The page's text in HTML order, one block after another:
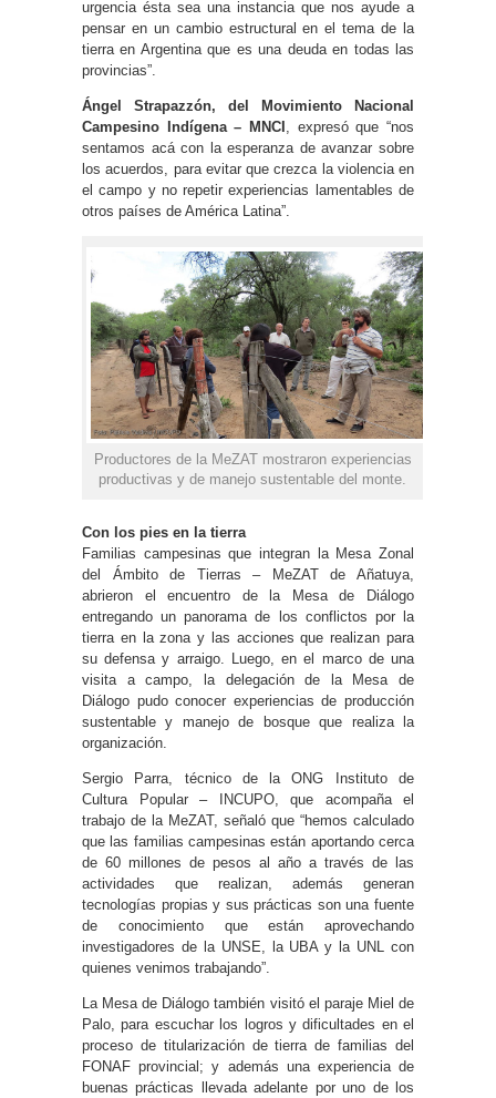
urgencia ésta sea una instancia que nos ayude a
pensar en un cambio estructural en el tema de la
tierra en Argentina que es una deuda en todas las
provincias”.
Ángel Strapazzón, del Movimiento Nacional
Campesino Indígena – MNCI , expresó que “nos
sentamos acá con la esperanza de avanzar sobre
los acuerdos, para evitar que crezca la violencia en
el campo y no repetir experiencias lamentables de
otros países de América Latina”.
Productores de la MeZAT mostraron experiencias
productivas y de manejo sustentable del monte.
Con los pies en la tierra
Familias campesinas que integran la Mesa Zonal
del Ámbito de Tierras – MeZAT de Añatuya,
abrieron el encuentro de la Mesa de Diálogo
entregando un panorama de los conflictos por la
tierra en la zona y las acciones que realizan para
su defensa y arraigo. Luego, en el marco de una
visita a campo, la delegación de la Mesa de
Diálogo pudo conocer experiencias de producción
sustentable y manejo de bosque que realiza la
organización.
Sergio Parra, técnico de la ONG Instituto de
Cultura Popular – INCUPO, que acompaña el
trabajo de la MeZAT, señaló que “hemos calculado
que las familias campesinas están aportando cerca
de 60 millones de pesos al año a través de las
actividades que realizan, además generan
tecnologías propias y sus prácticas son una fuente
de conocimiento que están aprovechando
investigadores de la UNSE, la UBA y la UNL con
quienes venimos trabajando”.
La Mesa de Diálogo también visitó el paraje Miel de
Palo, para escuchar los logros y dificultades en el
proceso de titularización de tierra de familias del
FONAF provincial; y además una experiencia de
buenas prácticas llevada adelante por uno de los